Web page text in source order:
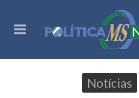
Notícias